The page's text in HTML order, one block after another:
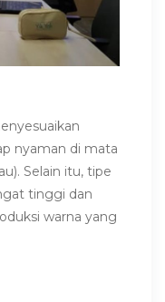
nyaman di mata
Selain itu, tipe
tinggi dan
warna yang